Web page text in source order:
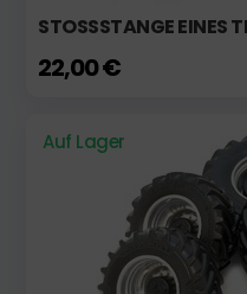
STOSSSTANGE EINES
22,00 €
Auf Lager